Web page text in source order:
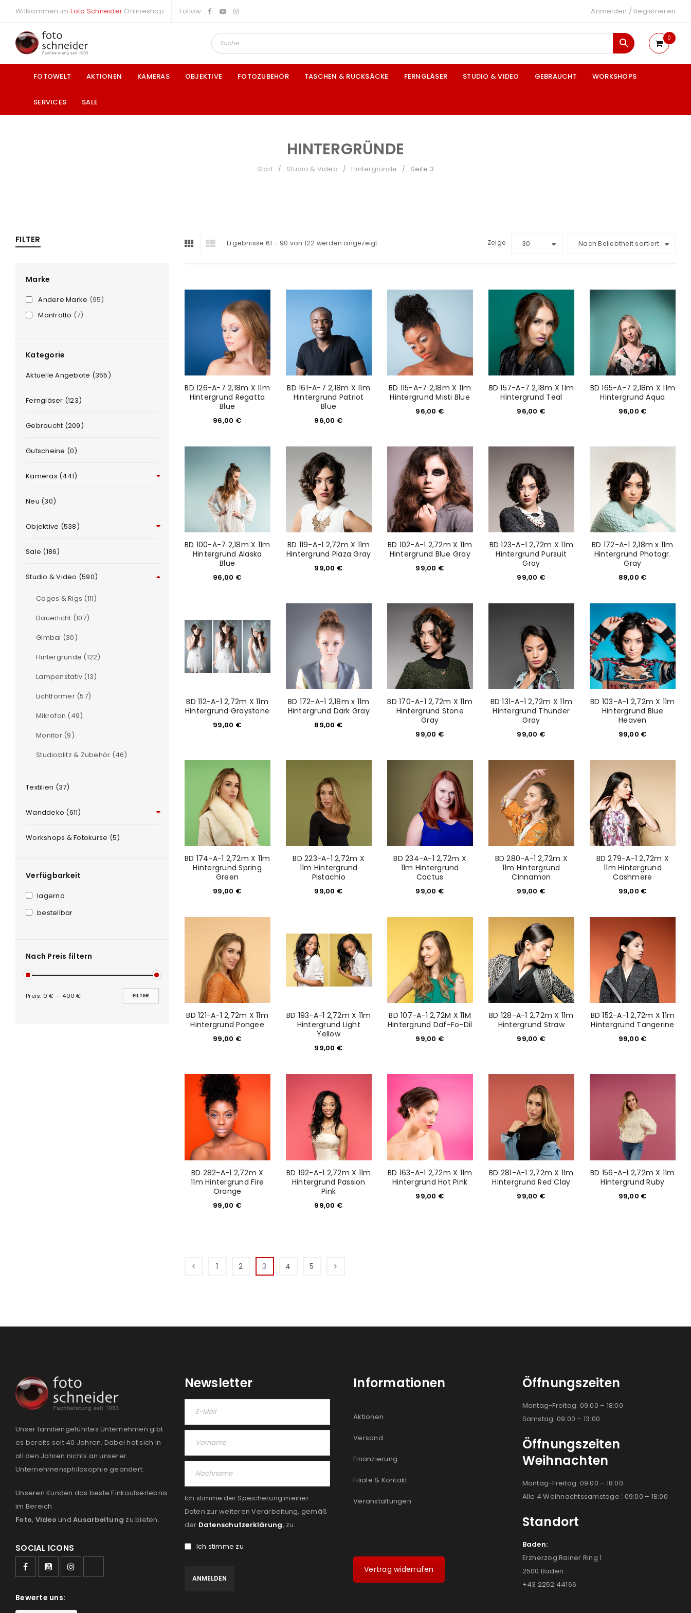
Benutzername oder E-Mail-Adresse*
Anmeldeformular geschützt durchWP Captcha
Angemeldet bleiben
E-Mail-Adresse*
Ein Link zum Erstellen eines neuen Passworts wird an deine E-
Mail-Adresse gesendet.
Please select all the ways you would like to hear from us
Ja, ich möchte ein Kundenkonto eröffnen und akzeptiere die
Datenschutzerklärung. *
REGISTRIEREN
Willkommen im Foto Schneider Onlineshop Follow: Anmelden / Registrieren
0
FOTOWELT AKTIONEN KAMERAS OBJEKTIVE FOTOZUBEHÖR TASCHEN & RUCKSÄCKE FERNGLÄSER STUDIO & VIDEO GEBRAUCHT WORKSHOPS
SERVICES SALE
HINTERGRÜNDE
Start / Studio & Video / Hintergründe / Seite 3
FILTER
Marke
Andere Marke (95)
Manfrotto (7)
Kategorie
Aktuelle Angebote (355)
Ferngläser (123)
Gebraucht (209)
Gutscheine (0)
Kameras (441)
Neu (30)
Objektive (538)
Sale (186)
Studio & Video (590)
Cages & Rigs (111)
Dauerlicht (107)
Gimbal (30)
Hintergründe (122)
Lampenstativ (13)
Lichtformer (57)
Mikrofon (49)
Monitor (9)
Studioblitz & Zubehör (46)
Textilien (37)
Wanddeko (611)
Workshops & Fotokurse (5)
Verfügbarkeit
lagernd
bestellbar
Nach Preis filtern
FILTER
Preis: 0 € — 400 €
Ergebnisse 61 – 90 von 122 werden angezeigt Nach Beliebtheit sortiert
Zeige 30
BD 126-A-7 2,18m X 11m
Hintergrund Regatta
Blue
96,00 €
BD 161-A-7 2,18m X 11m
Hintergrund Patriot
Blue
96,00 €
BD 115-A-7 2,18m X 11m
Hintergrund Misti Blue
96,00 €
BD 157-A-7 2,18m X 11m
Hintergrund Teal
96,00 €
BD 165-A-7 2,18m X 11m
Hintergrund Aqua
96,00 €
BD 100-A-7 2,18m X 11m
Hintergrund Alaska
Blue
96,00 €
BD 119-A-1 2,72m X 11m
Hintergrund Plaza Gray
99,00 €
BD 102-A-1 2,72m X 11m
Hintergrund Blue Gray
99,00 €
BD 123-A-1 2,72m X 11m
Hintergrund Pursuit
Gray
99,00 €
BD 172-A-1 2,18m x 11m
Hintergrund Photogr.
Gray
89,00 €
BD 112-A-1 2,72m X 11m
Hintergrund Graystone
99,00 €
BD 172-A-1 2,18m x 11m
Hintergrund Dark Gray
89,00 €
BD 170-A-1 2,72m X 11m
Hintergrund Stone
Gray
99,00 €
BD 131-A-1 2,72m X 11m
Hintergrund Thunder
Gray
99,00 €
BD 103-A-1 2,72m X 11m
Hintergrund Blue
Heaven
99,00 €
BD 174-A-1 2,72m X 11m
Hintergrund Spring
Green
99,00 €
BD 223-A-1 2,72m X
11m Hintergrund
Pistachio
99,00 €
BD 234-A-1 2,72m X
11m Hintergrund
Cactus
99,00 €
BD 280-A-1 2,72m X
11m Hintergrund
Cinnamon
99,00 €
BD 279-A-1 2,72m X
11m Hintergrund
Cashmere
99,00 €
BD 121-A-1 2,72m X 11m
Hintergrund Pongee
99,00 €
BD 193-A-1 2,72m X 11m
Hintergrund Light
Yellow
99,00 €
BD 107-A-1 2,72M X 11M
Hintergrund Daf-Fo-Dil
99,00 €
BD 128-A-1 2,72m X 11m
Hintergrund Straw
99,00 €
BD 152-A-1 2,72m X 11m
Hintergrund Tangerine
99,00 €
BD 282-A-1 2,72m X
11m Hintergrund Fire
Orange
99,00 €
BD 192-A-1 2,72m X 11m
Hintergrund Passion
Pink
99,00 €
BD 163-A-1 2,72m X 11m
Hintergrund Hot Pink
99,00 €
BD 281-A-1 2,72m X 11m
Hintergrund Red Clay
99,00 €
BD 156-A-1 2,72m X 11m
Hintergrund Ruby
99,00 €
1 2 3 4 5
Unser familiengeführtes Unternehmen gibt
es bereits seit 40 Jahren. Dabei hat sich in
all den Jahren nichts an unserer
Unternehmensphilosophie geändert:
Unseren Kunden das beste Einkaufserlebnis
im Bereich
Foto, Video und Ausarbeitung zu bieten.
SOCIAL ICONS
Bewerte uns:
Newsletter
Ich stimme der Speicherung meiner
Daten zur weiteren Verarbeitung, gemäß
der Datenschutzerklärung, zu:
Ich stimme zu
Informationen
Aktionen
Versand
Finanzierung
Filiale & Kontakt
Veranstaltungen
Vertrag widerrufen
Öffnungszeiten
Montag-Freitag: 09:00 – 18:00
Samstag: 09:00 – 13:00
Öffnungszeiten
Weihnachten
Montag-Freitag: 09:00 – 18:00
Alle 4 Weihnachtssamstage : 09:00 – 18:00
Standort
Baden:
Erzherzog Rainer Ring 1
2500 Baden
+43 2252 44166